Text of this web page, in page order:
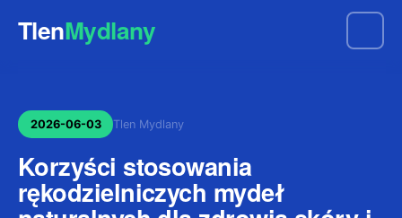
TlenMydlany
2026-06-03 Tlen Mydlany
Korzyści stosowania
rękodzielniczych mydeł